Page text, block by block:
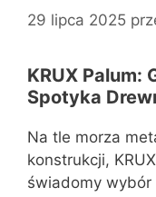
29 lipca 2025
KRUX Palum:
Spotyka
Na tle morza
konstrukcji,
świadomy wybór